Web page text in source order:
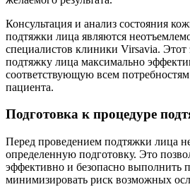
Консультация и анализ состояния
подтяжки лица являются
специалистов клиники Virsavia. Этот
подтяжку лица максимально
соответствующую всем
пациента.
Подготовка к процедуре
Перед проведением подтяжки лица
определенную подготовку. Это
эффективно и безопасно выполнить
минимизировать риск возможных